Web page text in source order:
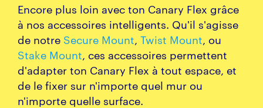
Encore plus loin avec ton Canary Flex grâce
à nos accessoires intelligents. Qu'il s'agisse
de notre Secure Mount Twist Mount , ou
Stake Mount , ces accessoires permettent
d'adapter ton Canary Flex à tout espace, et
de le fixer sur n'importe quel mur ou
n'importe quelle surface.